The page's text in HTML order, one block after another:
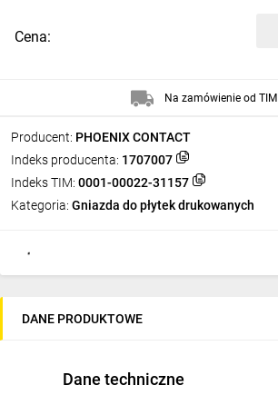
Producent: PHOENIX CONTACT
Indeks producenta: 1707007
Indeks TIM: 0001-00022-31157
Kategoria: Gniazda do płytek drukowanych
Cena:
Na zamówienie od TIM
DANE PRODUKTOWE
Dane techniczne